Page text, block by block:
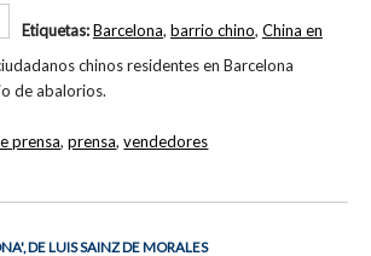
chinos residentes en Barcelona
de abalorios.
Etiquetas:Barcelona, barrio chino, China en
prensa,prensa,vendedores
DE LUIS SAINZ DE MORALES